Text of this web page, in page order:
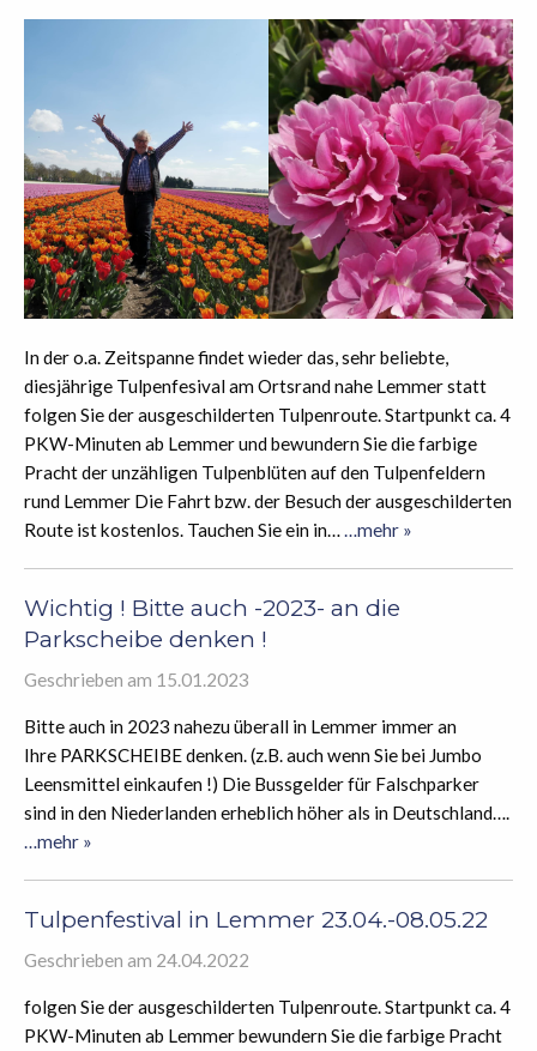
In der o.a. Zeitspanne findet wieder das, sehr beliebte,
diesjährige Tulpenfesival am Ortsrand nahe Lemmer statt
folgen Sie der ausgeschilderten Tulpenroute. Startpunkt ca. 4
PKW-Minuten ab Lemmer und bewundern Sie die farbige
Pracht der unzähligen Tulpenblüten auf den Tulpenfeldern
rund Lemmer Die Fahrt bzw. der Besuch der ausgeschilderten
Route ist kostenlos. Tauchen Sie ein in……mehr »
Wichtig ! Bitte auch -2023- an die
Parkscheibe denken !
Geschrieben am 15.01.2023
Bitte auch in 2023 nahezu überall in Lemmer immer an
Ihre PARKSCHEIBE denken. (z.B. auch wenn Sie bei Jumbo
Leensmittel einkaufen !) Die Bussgelder für Falschparker
sind in den Niederlanden erheblich höher als in Deutschland….
…mehr »
Tulpenfestival in Lemmer 23.04.-08.05.22
Geschrieben am 24.04.2022
folgen Sie der ausgeschilderten Tulpenroute. Startpunkt ca. 4
PKW-Minuten ab Lemmer bewundern Sie die farbige Pracht